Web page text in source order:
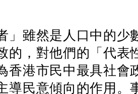
」雖然是人口中的
的，對他們的「代表
香港市民中最具社會
導民意傾向的作用。